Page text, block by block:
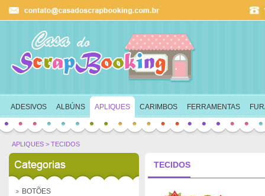
Ok
ADESIVOS ALBÚNS APLIQUES CARIMBOS FERRAMENTAS
APLIQUES > TECIDOS
BOTÕES
TECIDOS